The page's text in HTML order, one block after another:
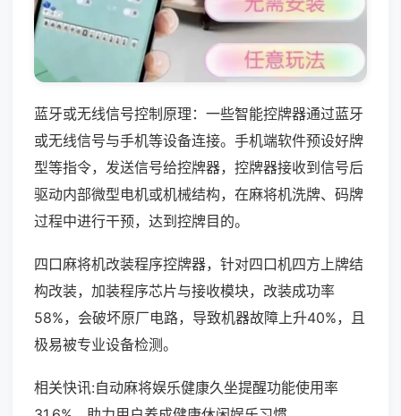
蓝牙或无线信号控制原理：一些智能控牌器通过蓝牙
或无线信号与手机等设备连接。手机端软件预设好牌
型等指令，发送信号给控牌器，控牌器接收到信号后
驱动内部微型电机或机械结构，在麻将机洗牌、码牌
过程中进行干预，达到控牌目的。
四口麻将机改装程序控牌器，针对四口机四方上牌结
构改装，加装程序芯片与接收模块，改装成功率
58%，会破坏原厂电路，导致机器故障上升40%，且
极易被专业设备检测。
相关快讯:自动麻将娱乐健康久坐提醒功能使用率